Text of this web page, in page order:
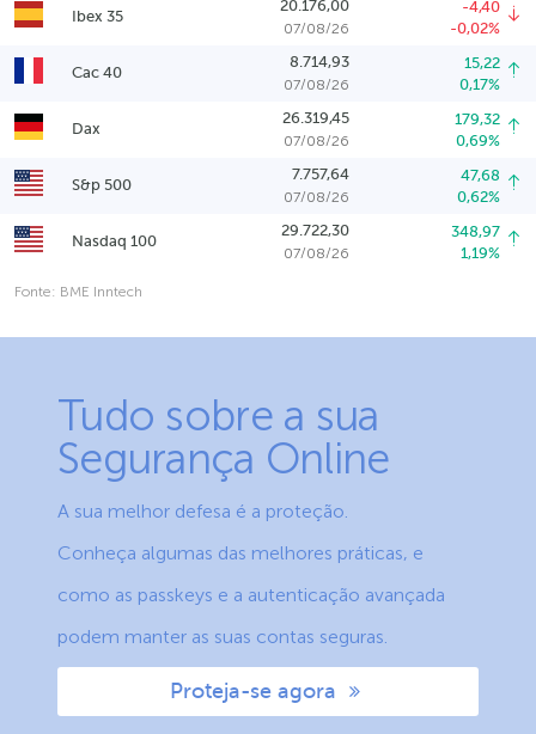
Tudo sobre a sua
Segurança Online
A sua melhor defesa é a proteção.
Conheça algumas das melhores práticas, e
como as passkeys e a autenticação avançada
podem manter as suas contas seguras.
Proteja-se agora